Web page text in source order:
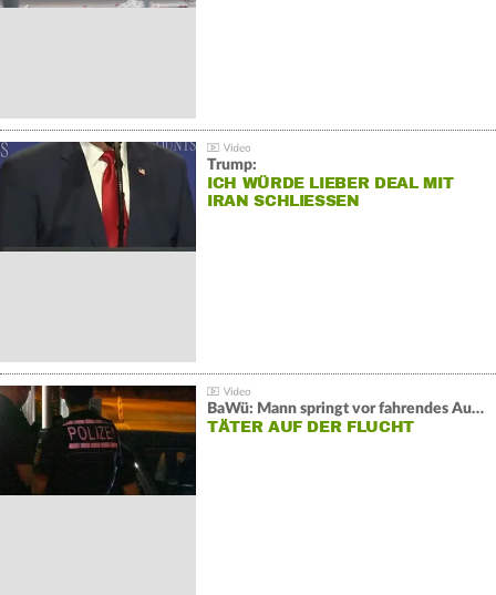
Trump:
ICH WÜRDE LIEBER DEAL MIT
IRAN SCHLIESSEN
BaWü: Mann springt vor fahrendes Auto und schießt
TÄTER AUF DER FLUCHT